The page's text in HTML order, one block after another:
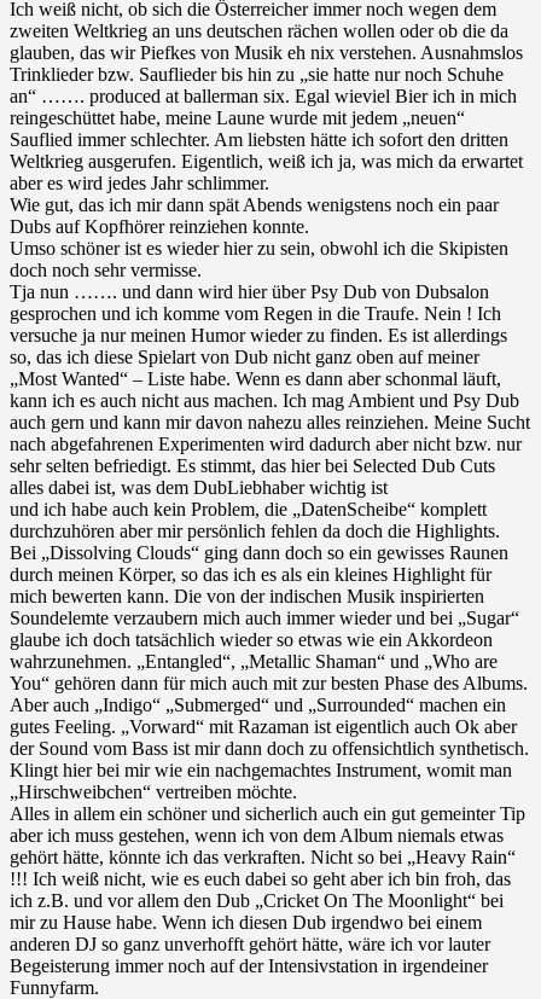
Ich weiß nicht, ob sich die Österreicher immer noch wegen dem
zweiten Weltkrieg an uns deutschen rächen wollen oder ob die da
glauben, das wir Piefkes von Musik eh nix verstehen. Ausnahmslos
Trinklieder bzw. Sauflieder bis hin zu „sie hatte nur noch Schuhe
an“ ……. produced at ballerman six. Egal wieviel Bier ich in mich
reingeschüttet habe, meine Laune wurde mit jedem „neuen“
Sauflied immer schlechter. Am liebsten hätte ich sofort den dritten
Weltkrieg ausgerufen. Eigentlich, weiß ich ja, was mich da erwartet
aber es wird jedes Jahr schlimmer.
Wie gut, das ich mir dann spät Abends wenigstens noch ein paar
Dubs auf Kopfhörer reinziehen konnte.
Umso schöner ist es wieder hier zu sein, obwohl ich die Skipisten
doch noch sehr vermisse.
Tja nun ……. und dann wird hier über Psy Dub von Dubsalon
gesprochen und ich komme vom Regen in die Traufe. Nein ! Ich
versuche ja nur meinen Humor wieder zu finden. Es ist allerdings
so, das ich diese Spielart von Dub nicht ganz oben auf meiner
„Most Wanted“ – Liste habe. Wenn es dann aber schonmal läuft,
kann ich es auch nicht aus machen. Ich mag Ambient und Psy Dub
auch gern und kann mir davon nahezu alles reinziehen. Meine Sucht
nach abgefahrenen Experimenten wird dadurch aber nicht bzw. nur
sehr selten befriedigt. Es stimmt, das hier bei Selected Dub Cuts
alles dabei ist, was dem DubLiebhaber wichtig ist
und ich habe auch kein Problem, die „DatenScheibe“ komplett
durchzuhören aber mir persönlich fehlen da doch die Highlights.
Bei „Dissolving Clouds“ ging dann doch so ein gewisses Raunen
durch meinen Körper, so das ich es als ein kleines Highlight für
mich bewerten kann. Die von der indischen Musik inspirierten
Soundelemte verzaubern mich auch immer wieder und bei „Sugar“
glaube ich doch tatsächlich wieder so etwas wie ein Akkordeon
wahrzunehmen. „Entangled“, „Metallic Shaman“ und „Who are
You“ gehören dann für mich auch mit zur besten Phase des Albums.
Aber auch „Indigo“ „Submerged“ und „Surrounded“ machen ein
gutes Feeling. „Vorward“ mit Razaman ist eigentlich auch Ok aber
der Sound vom Bass ist mir dann doch zu offensichtlich synthetisch.
Klingt hier bei mir wie ein nachgemachtes Instrument, womit man
„Hirschweibchen“ vertreiben möchte.
Alles in allem ein schöner und sicherlich auch ein gut gemeinter Tip
aber ich muss gestehen, wenn ich von dem Album niemals etwas
gehört hätte, könnte ich das verkraften. Nicht so bei „Heavy Rain“
!!! Ich weiß nicht, wie es euch dabei so geht aber ich bin froh, das
ich z.B. und vor allem den Dub „Cricket On The Moonlight“ bei
mir zu Hause habe. Wenn ich diesen Dub irgendwo bei einem
anderen DJ so ganz unverhofft gehört hätte, wäre ich vor lauter
Begeisterung immer noch auf der Intensivstation in irgendeiner
Funnyfarm.